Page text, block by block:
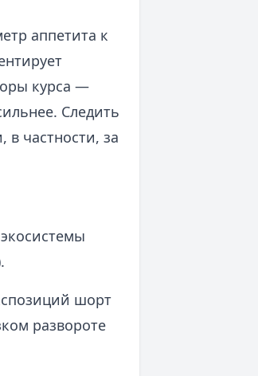
аппетита к
курса —
Следить
в частности, за
шорт
развороте